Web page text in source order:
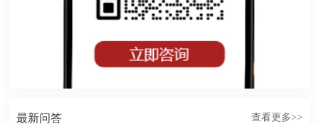
最新问答 查看更多>>